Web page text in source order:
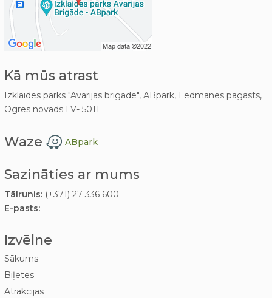
Kā mūs atrast
Izklaides parks "Avārijas brigāde", ABpark, Lēdmanes pagasts,
Ogres novads LV- 5011
Waze ABpark
Sazināties ar mums
Tālrunis:(+371) 27 336 600
E-pasts:
Izvēlne
Sākums
Biļetes
Atrakcijas